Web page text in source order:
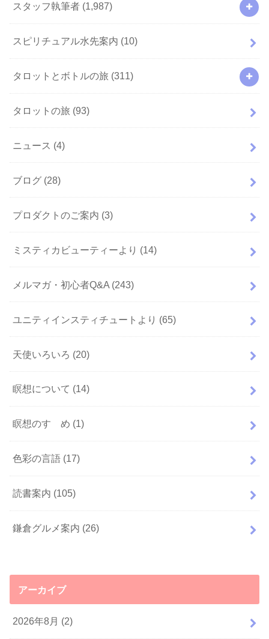
スタッフ執筆者 (1,987)
スピリチュアル水先案内 (10)
タロットとボトルの旅 (311)
タロットの旅 (93)
ニュース (4)
ブログ (28)
プロダクトのご案内 (3)
ミスティカビューティーより (14)
メルマガ・初心者Q&A (243)
ユニティインスティチュートより (65)
天使いろいろ (20)
瞑想について (14)
瞑想のすゝめ (1)
色彩の言語 (17)
読書案内 (105)
鎌倉グルメ案内 (26)
アーカイブ
2026年8月 (2)